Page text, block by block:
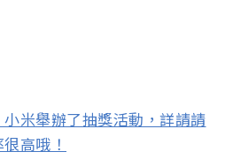
米舉辦了抽獎活動，詳請請
高哦！